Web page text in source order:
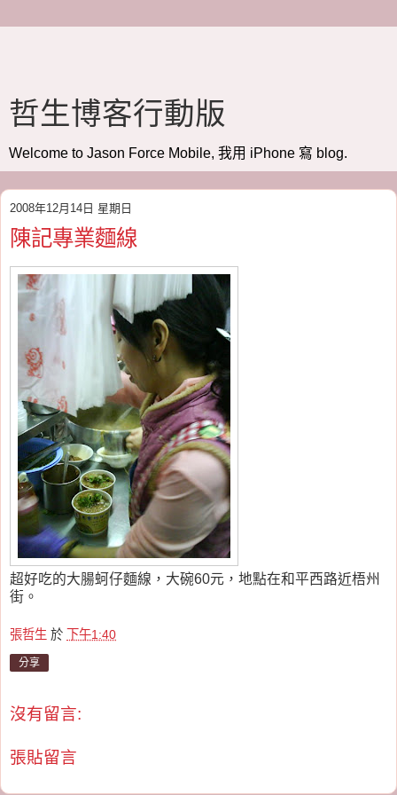
哲生博客行動版
Welcome to Jason Force Mobile, 我用 iPhone 寫 blog.
2008年12月14日 星期日
陳記專業麵線
超好吃的大腸蚵仔麵線，大碗60元，地點在和平西路近梧州
街。
張哲生 於 下午1:40
分享
沒有留言:
張貼留言